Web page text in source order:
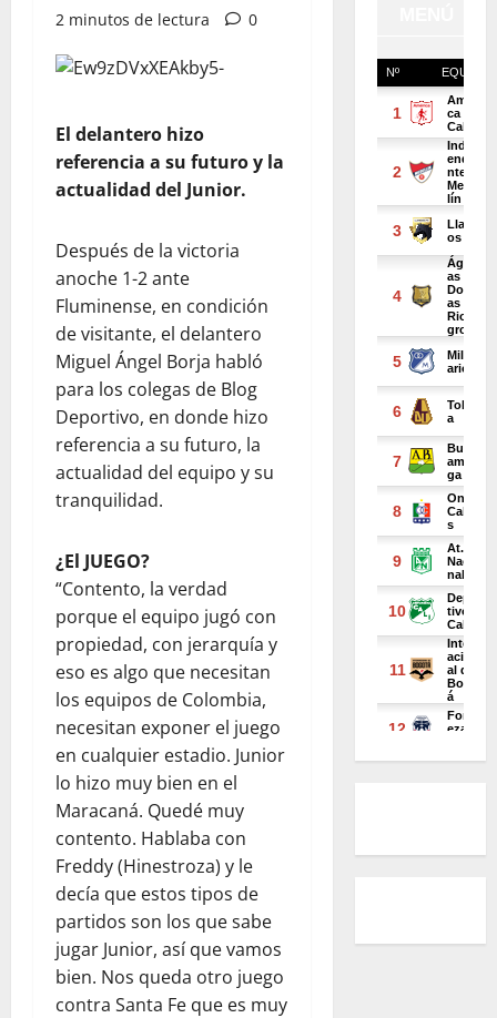
2 minutos de lectura
0
El delantero hizo
referencia a su futuro y la
actualidad del Junior.
Después de la victoria
anoche 1-2 ante
Fluminense, en condición
de visitante, el delantero
Miguel Ángel Borja habló
para los colegas de Blog
Deportivo, en donde hizo
referencia a su futuro, la
actualidad del equipo y su
tranquilidad.
¿El JUEGO?
“Contento, la verdad
porque el equipo jugó con
propiedad, con jerarquía y
eso es algo que necesitan
los equipos de Colombia,
necesitan exponer el juego
en cualquier estadio. Junior
lo hizo muy bien en el
Maracaná. Quedé muy
contento. Hablaba con
Freddy (Hinestroza) y le
decía que estos tipos de
partidos son los que sabe
jugar Junior, así que vamos
bien. Nos queda otro juego
contra Santa Fe que es muy